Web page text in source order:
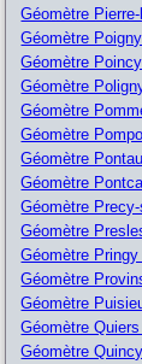
Géomètre
Géomètre
Géomètre
Géomètre
Géomètre
Géomètre
Géomètre
Géomètre
Géomètre
Géomètre
Géomètre Pringy
Géomètre
Géomètre
Géomètre
Géomètre